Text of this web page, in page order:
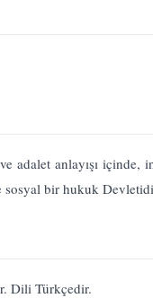
anlayışı içinde,
sosyal bir hukuk
Dili Türkçedir.